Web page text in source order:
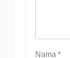
Nama *